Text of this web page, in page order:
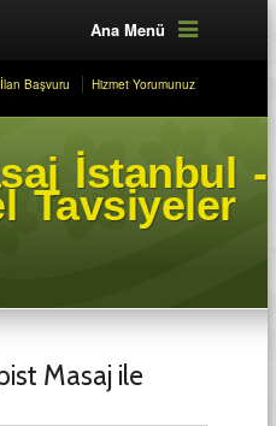
Ana Menü
Başvuru Hizmet Yorumunuz
İstanbul -
Tavsiyeler
Masaj ile